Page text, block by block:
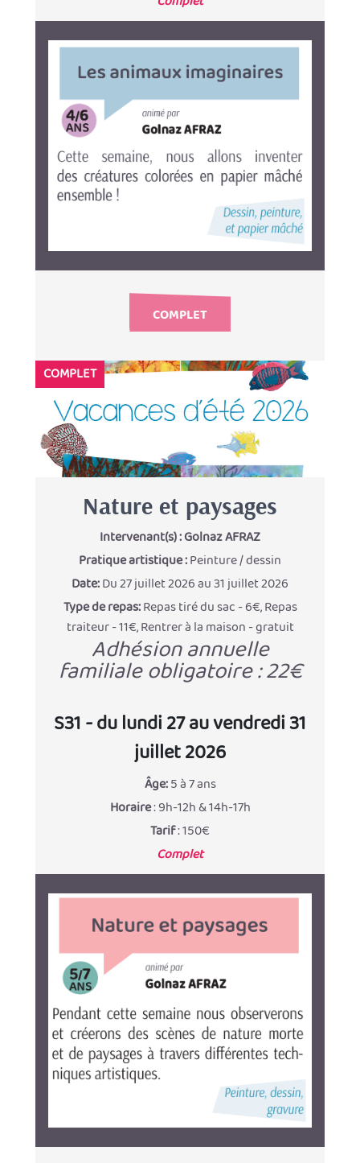
COMPLET
Nature et paysages
Intervenant(s) :Golnaz AFRAZ
Pratique artistique :Peinture / dessin
Date:Du 27 juillet 2026 au 31 juillet 2026
Type de repas:Repas tiré du sac - 6€, Repas
traiteur - 11€, Rentrer à la maison - gratuit
Adhésion annuelle
familiale obligatoire : 22€
S31 - du lundi 27 au vendredi 31
juillet 2026
Âge:5 à 7 ans
Horaire: 9h-12h & 14h-17h
Tarif: 150€
Complet
COMPLET